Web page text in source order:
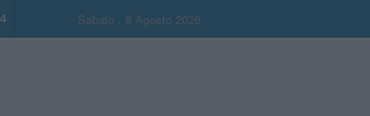
Sabato , 8 Agosto 2026